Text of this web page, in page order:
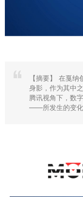
【摘要】
在戛纳
身影，作为其中
腾讯视角下，数
——所发生的变化